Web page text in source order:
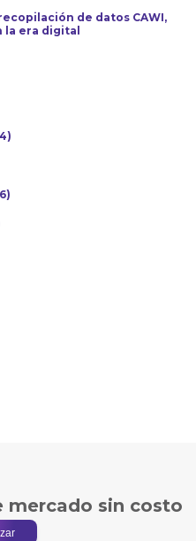
de datos CAWI,
la era digital
mercado sin costo